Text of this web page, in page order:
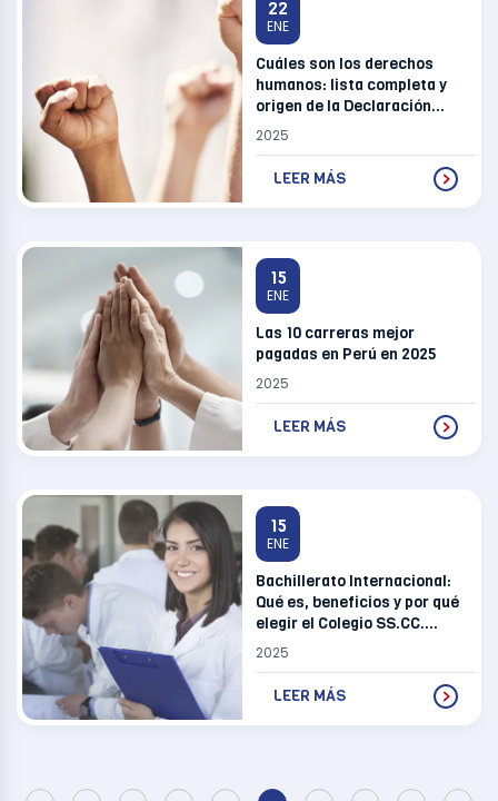
22
ENE
Cuáles son los derechos
humanos: lista completa y
origen de la Declaración
Universal
2025
LEER MÁS
15
ENE
Las 10 carreras mejor
pagadas en Perú en 2025
2025
LEER MÁS
15
ENE
Bachillerato Internacional:
Qué es, beneficios y por qué
elegir el Colegio SS.CC.
Recoleta
2025
LEER MÁS